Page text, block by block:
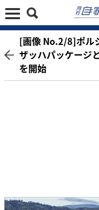
[画像 No.2/8]ポル
ザッハパッケージ
を開始